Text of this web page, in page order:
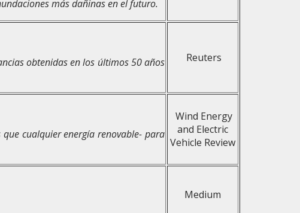
más dañinas en el futuro.
obtenidas en los últimos 50 años
Reuters
cualquier energía renovable- para
Wind Energy
and Electric
Vehicle Review
Medium